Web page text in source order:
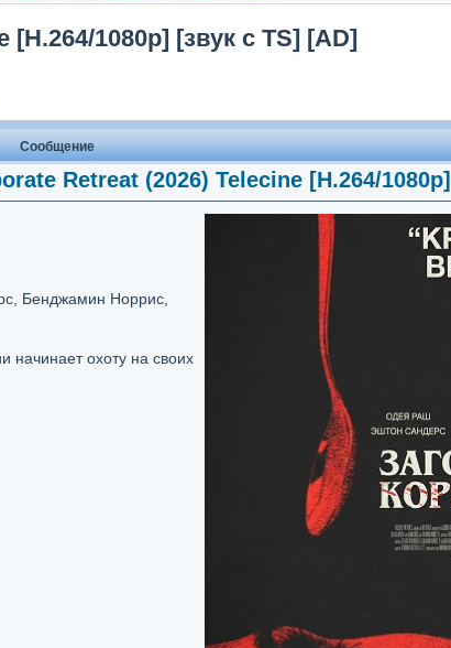
1080p] [звук с TS] [AD]
Сообщение
Retreat (2026) Telecine [H.264/1080p]
Бенджамин Норрис,
начинает охоту на своих